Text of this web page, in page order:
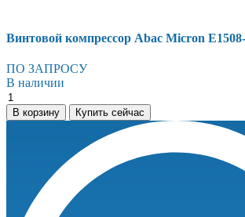
Винтовой компрессор Abac Micron
ПО ЗАПРОСУ
В наличии
Винтовой
компрессор
Abac
осушителем
количество
В корзину Купить сейчас